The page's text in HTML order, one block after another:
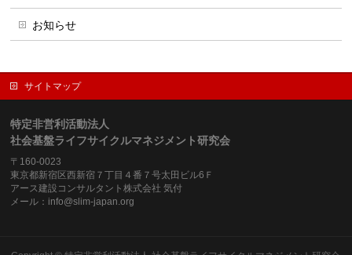
お知らせ
サイトマップ
特定非営利活動法人
社会基盤ライフサイクルマネジメント研究会
〒160-0023
東京都新宿区西新宿７丁目４番７号太田ビル6Ｆ
アース建設コンサルタント株式会社 気付
メール：info@slim-japan.org